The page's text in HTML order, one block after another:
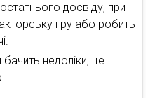
досвіду, при
гру або робить
недоліки, це